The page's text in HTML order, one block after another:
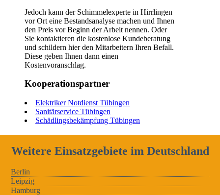
Jedoch kann der Schimmelexperte in Hirrlingen
vor Ort eine Bestandsanalyse machen und Ihnen
den Preis vor Beginn der Arbeit nennen. Oder
Sie kontaktieren die kostenlose Kundeberatung
und schildern hier den Mitarbeitern Ihren Befall.
Diese geben Ihnen dann einen
Kostenvoranschlag.
Kooperationspartner
Elektriker Notdienst Tübingen
Sanitärservice Tübingen
Schädlingsbekämpfung Tübingen
Weitere Einsatzgebiete im Deutschland
Berlin
Leipzig
Hamburg